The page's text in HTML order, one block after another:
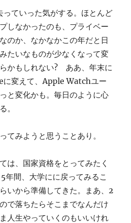
ていった気がする。ほとんど
しなかったのも、プライベー
のか、なかなかこの年だと日
たいなものが少なくなって変
かもしれない? ああ、年末に
変えて、Apple Watchユー
と変化かも。毎日のように心
。
てみようと思うことあり。
は、国家資格をとってみたく
間、大学にに戻ってみるこ
いから準備してきた。まあ、2
で落ちたらそこまでなんだけ
人生やっていくのもいいけれ